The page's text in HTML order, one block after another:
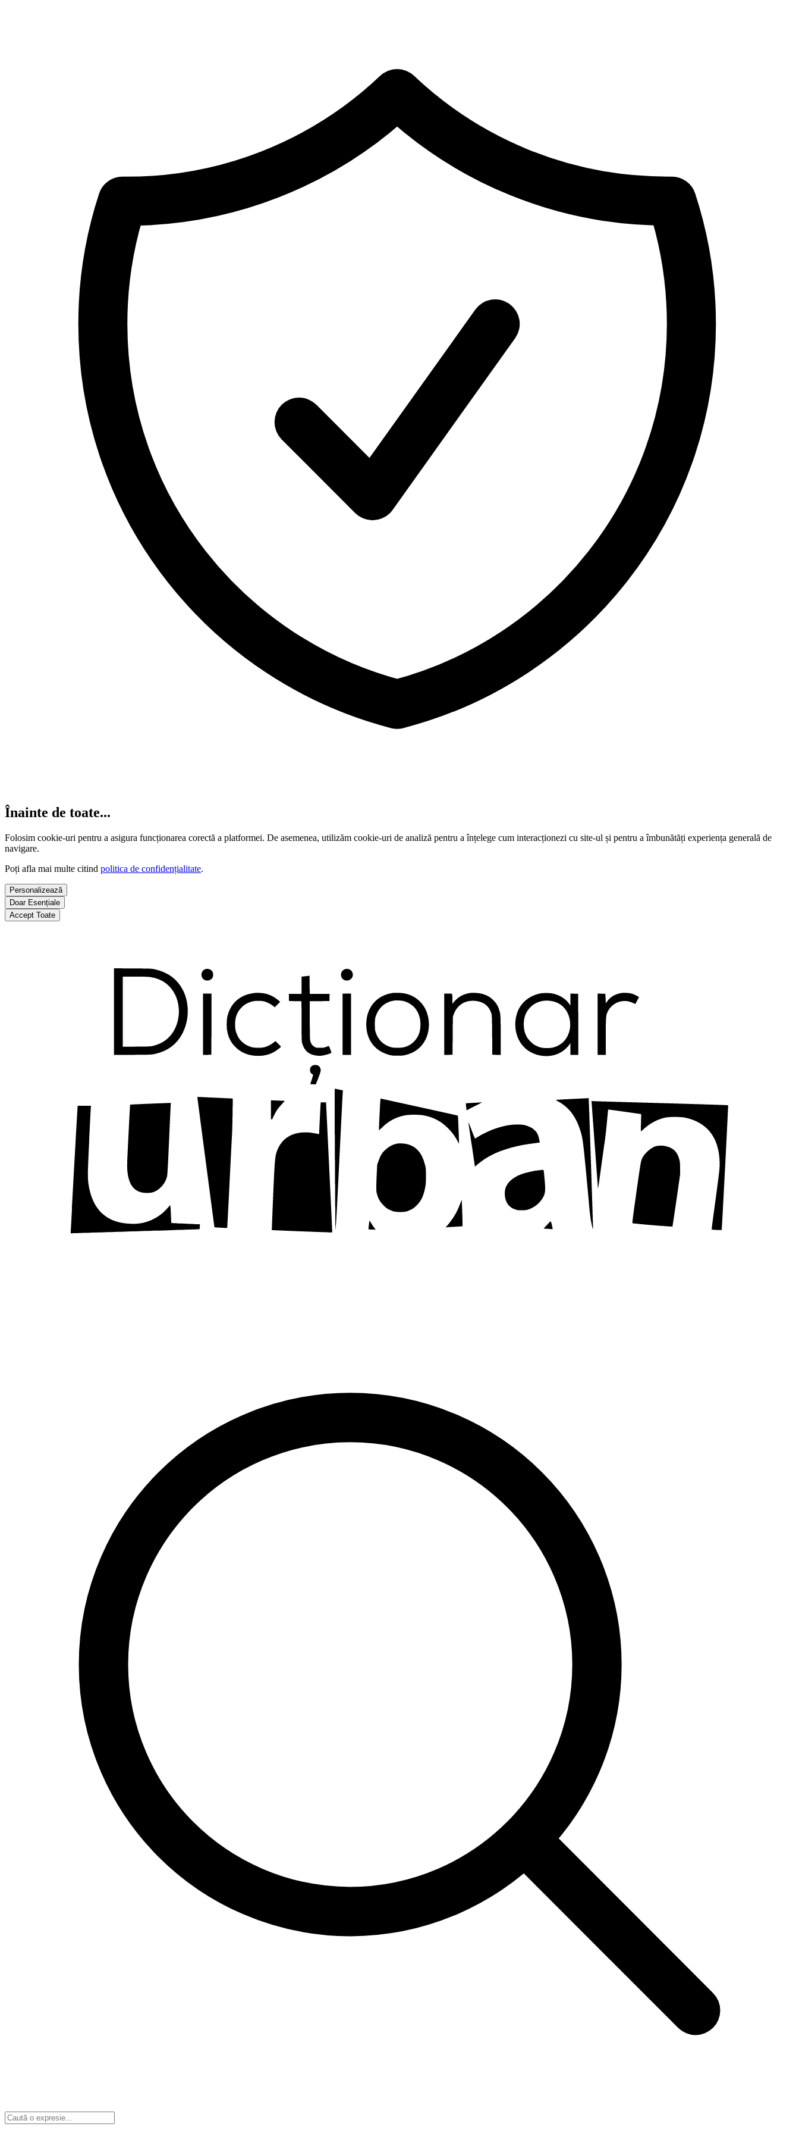
Înainte de toate...
Folosim cookie-uri pentru a asigura funcționarea corectă a platformei. De asemenea, utilizăm cookie-uri de analiză pentru a înțelege cum interacționezi cu site-ul și pentru a îmbunătăți experiența generală de
navigare.
Poți afla mai multe citind politica de confidențialitate.
Personalizează
Doar Esențiale
Accept Toate